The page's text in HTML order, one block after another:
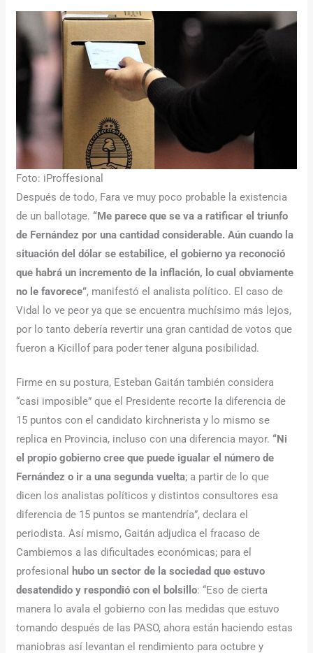
Foto: iProffesional
Después de todo, Fara ve muy poco probable la existencia
de un ballotage.“Me parece que se va a ratificar el triunfo
de Fernández por una cantidad considerable. Aún cuando la
situación del dólar se estabilice, el gobierno ya reconoció
que habrá un incremento de la inflación, lo cual obviamente
no le favorece”, manifestó el analista político. El caso de
Vidal lo ve peor ya que se encuentra muchísimo más lejos,
por lo tanto debería revertir una gran cantidad de votos que
fueron a Kicillof para poder tener alguna posibilidad.
Firme en su postura, Esteban Gaitán también considera
“casi imposible” que el Presidente recorte la diferencia de
15 puntos con el candidato kirchnerista y lo mismo se
replica en Provincia, incluso con una diferencia mayor.“Ni
el propio gobierno cree que puede igualar el número de
Fernández o ir a una segunda vuelta; a partir de lo que
dicen los analistas políticos y distintos consultores esa
diferencia de 15 puntos se mantendría”, declara el
periodista. Así mismo, Gaitán adjudica el fracaso de
Cambiemos a las dificultades económicas; para el
profesional
hubo un sector de la sociedad que estuvo
desatendido y respondió con el bolsillo: “Eso de cierta
manera lo avala el gobierno con las medidas que estuvo
tomando después de las PASO, ahora están haciendo estas
maniobras así levantan el rendimiento para octubre y